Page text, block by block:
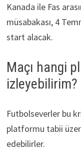
Kanada ile Fas
müsabakası, 4
start alacak.
Maçı hangi
izleyebilirim?
Futbolseverler bu
platformu tabii
edebilirler.